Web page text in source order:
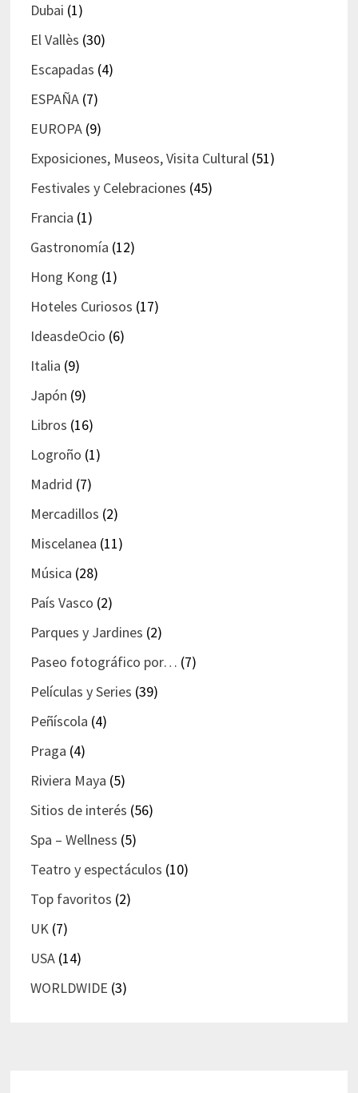
Dubai (1)
El Vallès (30)
Escapadas (4)
ESPAÑA(7)
EUROPA(9)
Exposiciones, Museos, Visita Cultural(51)
Festivales y Celebraciones (45)
Francia (1)
Gastronomía (12)
Hong Kong (1)
Hoteles Curiosos (17)
IdeasdeOcio (6)
Italia (9)
Japón (9)
Libros (16)
Logroño (1)
Madrid (7)
Mercadillos (2)
Miscelanea (11)
Música (28)
País Vasco (2)
Parques y Jardines (2)
Paseo fotográfico por… (7)
Películas y Series (39)
Peñíscola (4)
Praga (4)
Riviera Maya (5)
Sitios de interés (56)
Spa – Wellness (5)
Teatro y espectáculos (10)
Top favoritos (2)
UK(7)
USA(14)
WORLDWIDE (3)